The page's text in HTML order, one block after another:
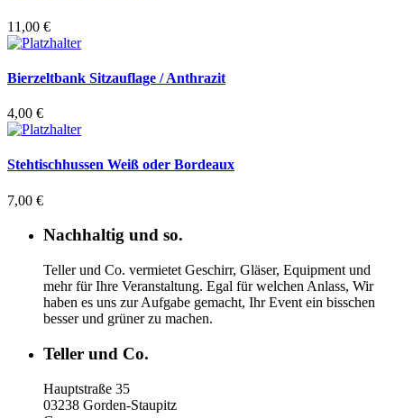
11,00 €
Bierzeltbank Sitzauflage / Anthrazit
4,00 €
Stehtischhussen Weiß oder Bordeaux
7,00 €
Nachhaltig und so.
Teller und Co. vermietet Geschirr, Gläser, Equipment und
mehr für Ihre Veranstaltung. Egal für welchen Anlass, Wir
haben es uns zur Aufgabe gemacht, Ihr Event ein bisschen
besser und grüner zu machen.
Teller und Co.
Hauptstraße 35
03238 Gorden-Staupitz